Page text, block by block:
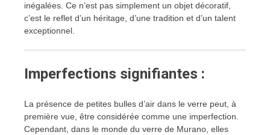
inégalées. Ce n’est pas simplement un objet décoratif,
c’est le reflet d’un héritage, d’une tradition et d’un talent
exceptionnel.
Imperfections signifiantes :
La présence de petites bulles d’air dans le verre peut, à
première vue, être considérée comme une imperfection.
Cependant, dans le monde du verre de Murano, elles